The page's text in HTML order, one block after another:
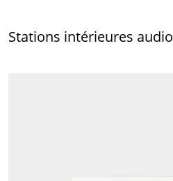
Stations intérieures audio